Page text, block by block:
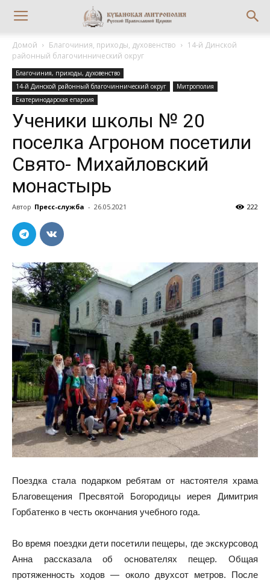
Домой Благочиния, приходы, духовенство
14-й Динской
районный благочиннический округ
Благочиния, приходы, духовенство
14-й Динской районный благочиннический округ
Митрополия
Екатеринодарская епархия
Ученики школы № 20
поселка Агроном посетили
Свято- Михайловский
монастырь
Автор Пресс-служба - 26.05.2021 222
Поездка стала подарком ребятам от настоятеля храма
Благовещения Пресвятой Богородицы иерея Димитрия
Горбатенко в честь окончания учебного года.
Во время поездки дети посетили пещеры, где экскурсовод
Анна рассказала об основателях пещер. Общая
протяженность ходов — около двухсот метров. После